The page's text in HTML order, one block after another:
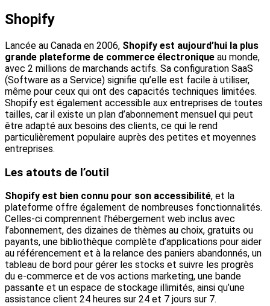
Shopify
Lancée au Canada en 2006, Shopify est aujourd’hui la plus
grande plateforme de commerce électronique au monde,
avec 2 millions de marchands actifs. Sa configuration SaaS
(Software as a Service) signifie qu’elle est facile à utiliser,
même pour ceux qui ont des capacités techniques limitées.
Shopify est également accessible aux entreprises de toutes
tailles, car il existe un plan d’abonnement mensuel qui peut
être adapté aux besoins des clients, ce qui le rend
particulièrement populaire auprès des petites et moyennes
entreprises.
Les atouts de l’outil
Shopify est bien connu pour son accessibilité, et la
plateforme offre également de nombreuses fonctionnalités.
Celles-ci comprennent l’hébergement web inclus avec
l’abonnement, des dizaines de thèmes au choix, gratuits ou
payants, une bibliothèque complète d’applications pour aider
au référencement et à la relance des paniers abandonnés, un
tableau de bord pour gérer les stocks et suivre les progrès
du e-commerce et de vos actions marketing, une bande
passante et un espace de stockage illimités, ainsi qu’une
assistance client 24 heures sur 24 et 7 jours sur 7.